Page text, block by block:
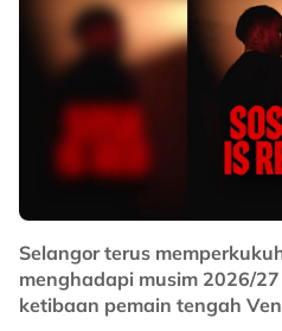
Selangor terus
menghadapi musim 2026/
ketibaan pemain tengah